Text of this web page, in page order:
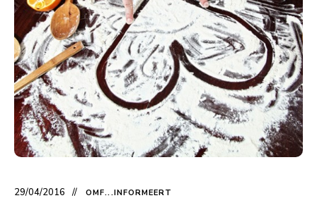
29/04/2016 OMF...INFORMEERT